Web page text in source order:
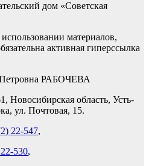
дом «Советская
материалов,
активная гиперссылка
Петровна РАБОЧЕВА
область, Усть-
ул. Почтовая, 15.
22-547,
530,